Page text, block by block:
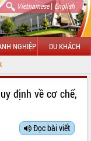
Vietnamese| English
NGHIỆP DU KHÁCH
định về cơ chế,
Đọc bài viết